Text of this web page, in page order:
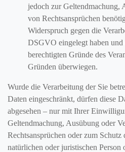
jedoch zur Geltendmachung,
von Rechtsansprüchen
Widerspruch gegen die
DSGVO eingelegt haben
berechtigten Gründe des
Gründen überwiegen.
Wurde die Verarbeitung der Sie
Daten eingeschränkt, dürfen diese
abgesehen – nur mit Ihrer
Geltendmachung, Ausübung oder
Rechtsansprüchen oder zum Schutz
natürlichen oder juristischen Person